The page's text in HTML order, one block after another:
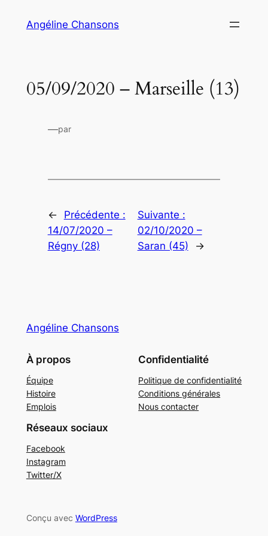
Angéline Chansons
05/09/2020 – Marseille (13)
—par
←
Précédente :
14/07/2020 –
Régny (28)
Suivante :
02/10/2020 –
Saran (45)
→
Angéline Chansons
À propos
Équipe
Histoire
Emplois
Confidentialité
Politique de confidentialité
Conditions générales
Nous contacter
Réseaux sociaux
Facebook
Instagram
Twitter/X
Conçu avec WordPress